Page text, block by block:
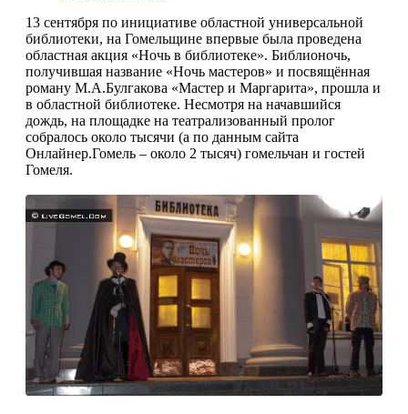
13 сентября по инициативе областной универсальной
библиотеки, на Гомельщине впервые была проведена
областная акция «Ночь в библиотеке». Библионочь,
получившая название «Ночь мастеров» и посвящённая
роману М.А.Булгакова «Мастер и Маргарита», прошла и
в областной библиотеке. Несмотря на начавшийся
дождь, на площадке на театрализованный пролог
собралось около тысячи (а по данным сайта
Онлайнер.Гомель – около 2 тысяч) гомельчан и гостей
Гомеля.